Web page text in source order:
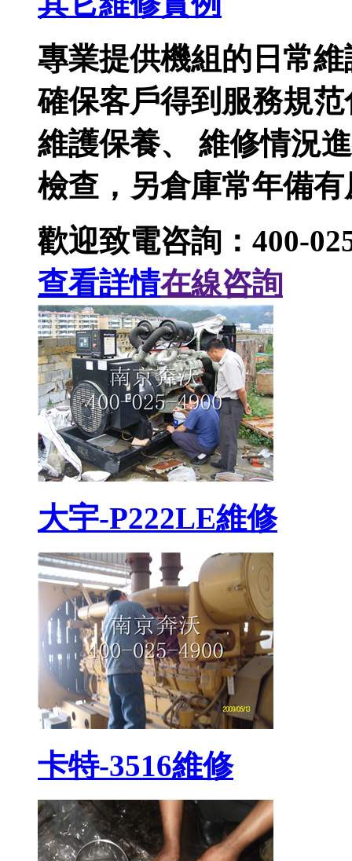
專業提供機組的日常
確保客戶得到服務規
維護保養、 維修情況
檢查，另倉庫常年備
歡迎致電咨詢：400-
查看詳情在線咨詢
大宇-P222LE維修
卡特-3516維修